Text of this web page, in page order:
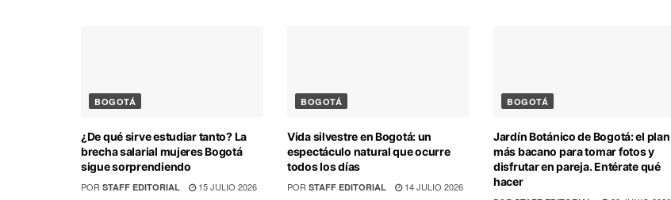
BOGOTÁ
¿De qué sirve estudiar tanto? La
brecha salarial mujeres Bogotá
sigue sorprendiendo
POR STAFF EDITORIAL 15 JULIO 2026
BOGOTÁ
Vida silvestre en Bogotá: un
espectáculo natural que ocurre
todos los días
POR STAFF EDITORIAL 14 JULIO 2026
BOGOTÁ
Jardín Botánico de Bogotá: el plan
más bacano para tomar fotos y
disfrutar en pareja. Entérate qué
hacer